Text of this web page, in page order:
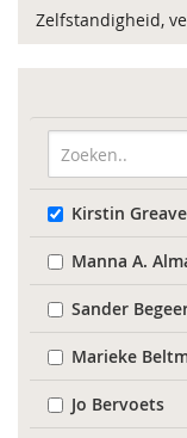
Zelfstandigheid,
Kirstin
Manna A.
Sander
Marieke
Jo Bervoets